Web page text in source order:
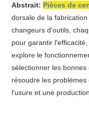
Abstrait: Pièces de
dorsale de la
changeurs d'outils,
pour garantir
explore le
sélectionner les
résoudre les problèmes
l'usure et une